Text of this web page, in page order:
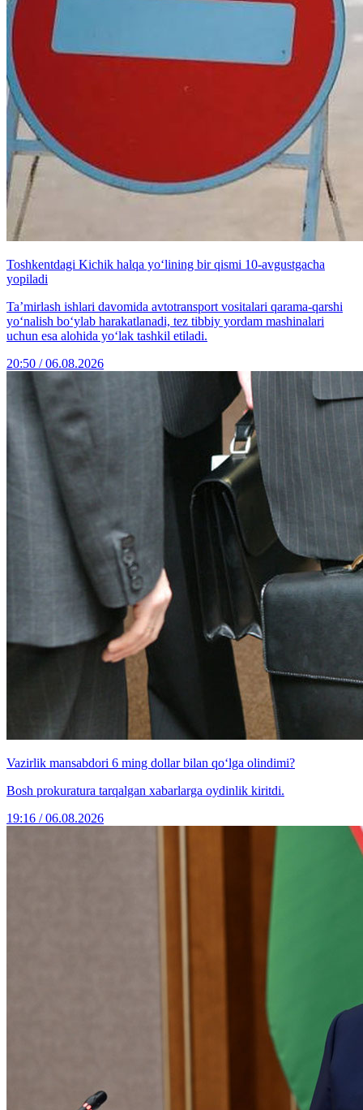
Toshkentdagi Kichik halqa yo‘lining bir qismi 10-avgustgacha
yopiladi
Ta’mirlash ishlari davomida avtotransport vositalari qarama-qarshi
yo‘nalish bo‘ylab harakatlanadi, tez tibbiy yordam mashinalari
uchun esa alohida yo‘lak tashkil etiladi.
20:50 / 06.08.2026
Vazirlik mansabdori 6 ming dollar bilan qo‘lga olindimi?
Bosh prokuratura tarqalgan xabarlarga oydinlik kiritdi.
19:16 / 06.08.2026